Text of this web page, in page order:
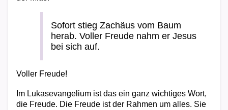
Sofort stieg Zachäus vom Baum
herab. Voller Freude nahm er Jesus
bei sich auf.
Voller Freude!
Im Lukasevangelium ist das ein ganz wichtiges Wort,
die Freude. Die Freude ist der Rahmen um alles. Sie